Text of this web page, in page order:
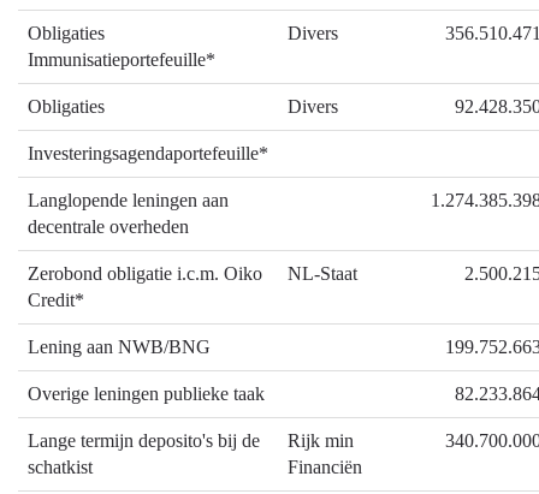
Obligaties
Immunisatieportefeuille*
Divers
Obligaties Divers
Investeringsagendaportefeuille*
Langlopende leningen aan
decentrale overheden
Zerobond obligatie i.c.m. Oiko
Credit*
NL-Staat
Lening aan NWB/BNG
Overige leningen publieke taak
Lange termijn deposito's bij de
schatkist
Rijk min
Financiën